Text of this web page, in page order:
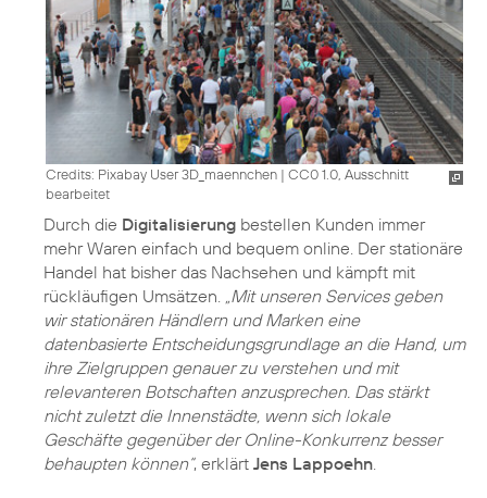
Credits: Pixabay User 3D_maennchen | CC0 1.0, Ausschnitt
bearbeitet
Durch die Digitalisierung bestellen Kunden immer
mehr Waren einfach und bequem online. Der stationäre
Handel hat bisher das Nachsehen und kämpft mit
rückläufigen Umsätzen.
„Mit unseren Services geben
wir stationären Händlern und Marken eine
datenbasierte Entscheidungsgrundlage an die Hand, um
ihre Zielgruppen genauer zu verstehen und mit
relevanteren Botschaften anzusprechen. Das stärkt
nicht zuletzt die Innenstädte, wenn sich lokale
Geschäfte gegenüber der Online-Konkurrenz besser
behaupten können“, erklärt Jens Lappoehn